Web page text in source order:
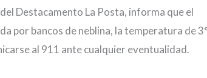
Destacamento La Posta, informa que el
por bancos de neblina, la temperatura de
al 911 ante cualquier eventualidad.